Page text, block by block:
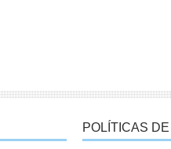
POLÍTICAS